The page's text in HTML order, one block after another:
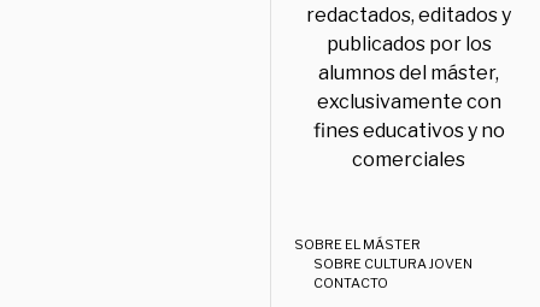
redactados, editados y
publicados por los
alumnos del máster,
exclusivamente con
fines educativos y no
comerciales
SOBRE EL MÁSTER
SOBRE CULTURA JOVEN
CONTACTO